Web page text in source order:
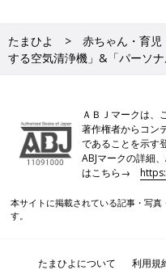
たまひよ 赤ちゃん・育児
する空気清浄機」&「パーソ
ＡＢＪマークは、
著作権者からコン
であることを示す
ABJマークの詳細
はこちら→
本サイトに掲載されている記事・写
す。
たまひよについて 利用規